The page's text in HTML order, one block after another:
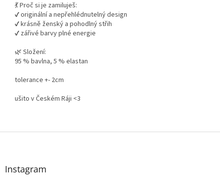
💃 Proč si je zamiluješ:
✔️ originální a nepřehlédnutelný design
✔️ krásně ženský a pohodlný střih
✔️ zářivé barvy plné energie
🌿 Složení:
95 % bavlna, 5 % elastan
tolerance +- 2cm
ušito v Českém Ráji <3
Z
Instagram